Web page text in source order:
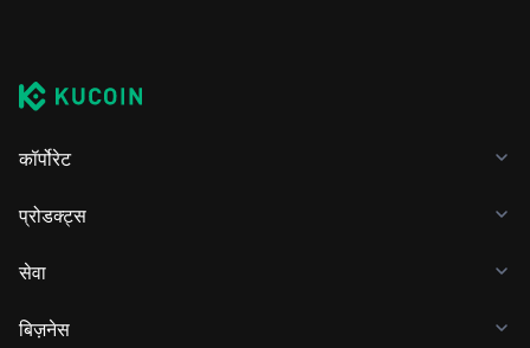
कॉर्पोरेट
प्रोडक्ट्स
सेवा
बिज़नेस